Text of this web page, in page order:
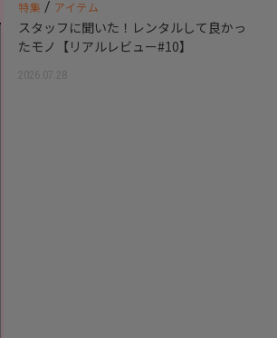
特集 / アイテム
スタッフに聞いた！レンタルして良かっ
たモノ【リアルレビュー#10】
2026.07.28